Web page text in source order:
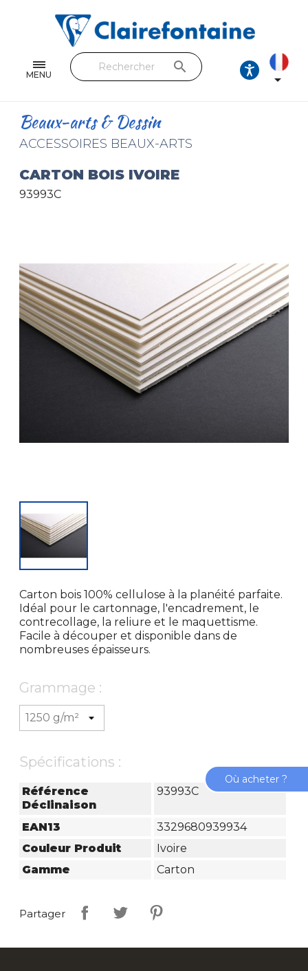
MENU
Feuilles & Copies
Beaux-arts & Dessin
Loisirs créatifs
Cuir & trousses
search

Beaux-arts & Dessin
ACCESSOIRES BEAUX-ARTS
CARTON BOIS IVOIRE
93993C
Carton bois 100% cellulose à la planéité parfaite.
Idéal pour le cartonnage, l'encadrement, le
contrecollage, la reliure et le maquettisme.
Facile à découper et disponible dans de
nombreuses épaisseurs.
Grammage :
Spécifications :
Référence
Déclinaison
93993C
EAN13
3329680939934
Couleur Produit
Ivoire
Gamme
Carton
Partager
Où acheter ?